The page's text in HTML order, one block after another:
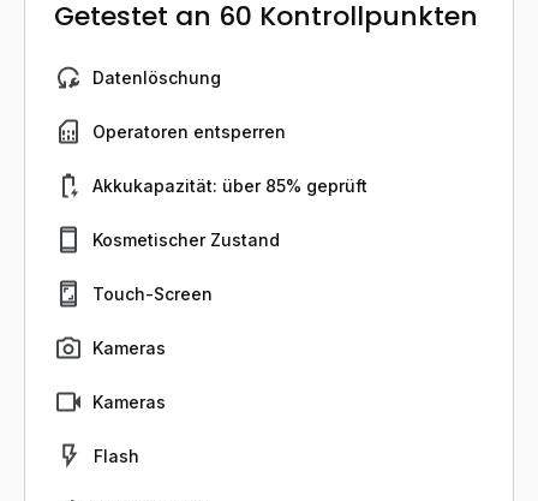
Getestet an 60 Kontrollpunkten
Datenlöschung
Operatoren entsperren
Akkukapazität: über 85% geprüft
Kosmetischer Zustand
Touch-Screen
Kameras
Kameras
Flash